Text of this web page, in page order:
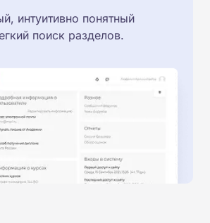
интуитивно понятный
поиск разделов.